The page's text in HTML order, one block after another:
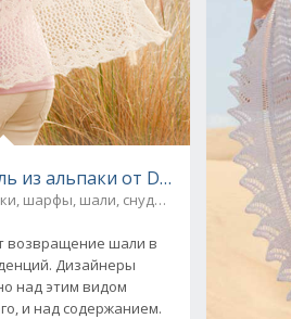
из альпаки от Drops Design
шарфы, шали, снуды и палантины
возвращение шали в
Дизайнеры
над этим видом
и над содержанием.